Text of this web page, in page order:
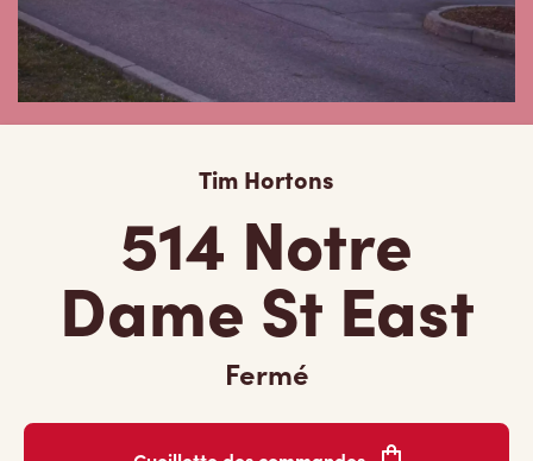
Tim Hortons
514 Notre
Dame St East
Fermé